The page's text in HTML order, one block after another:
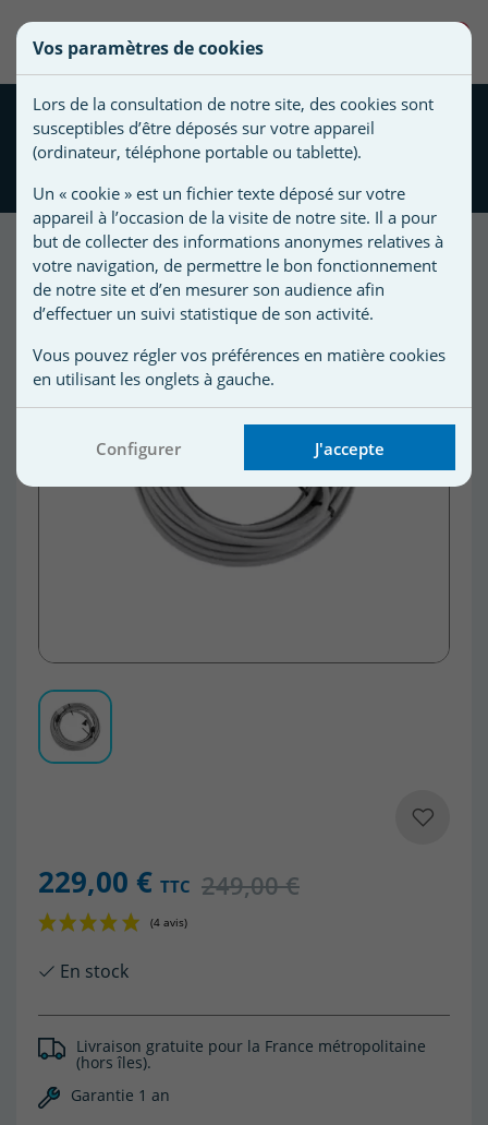
Cable complet 18 m
Aquacyclone / RV4460 /
Promo !
-20,00 €
229,00 € TTC 249,00 €
En stock
Livraison gratuite pour la France métropolitaine
(hors îles).
Garantie 1 an
Créer une nouvelle liste
une
liste
Nom de
d'envies
Vous
devez
être
connecté
pour
ajouter
des
produits
à
votre
liste
Vos paramètres de cookies
Lors de la consultation de notre site, des cookies sont
susceptibles d’être déposés sur votre appareil
(ordinateur, téléphone portable ou tablette).
Un « cookie » est un fichier texte déposé sur votre
appareil à l’occasion de la visite de notre site. Il a pour
but de collecter des informations anonymes relatives à
votre navigation, de permettre le bon fonctionnement
de notre site et d’en mesurer son audience afin
d’effectuer un suivi statistique de son activité.
Vous pouvez régler vos préférences en matière cookies
en utilisant les onglets à gauche.
Configurer J'accepte